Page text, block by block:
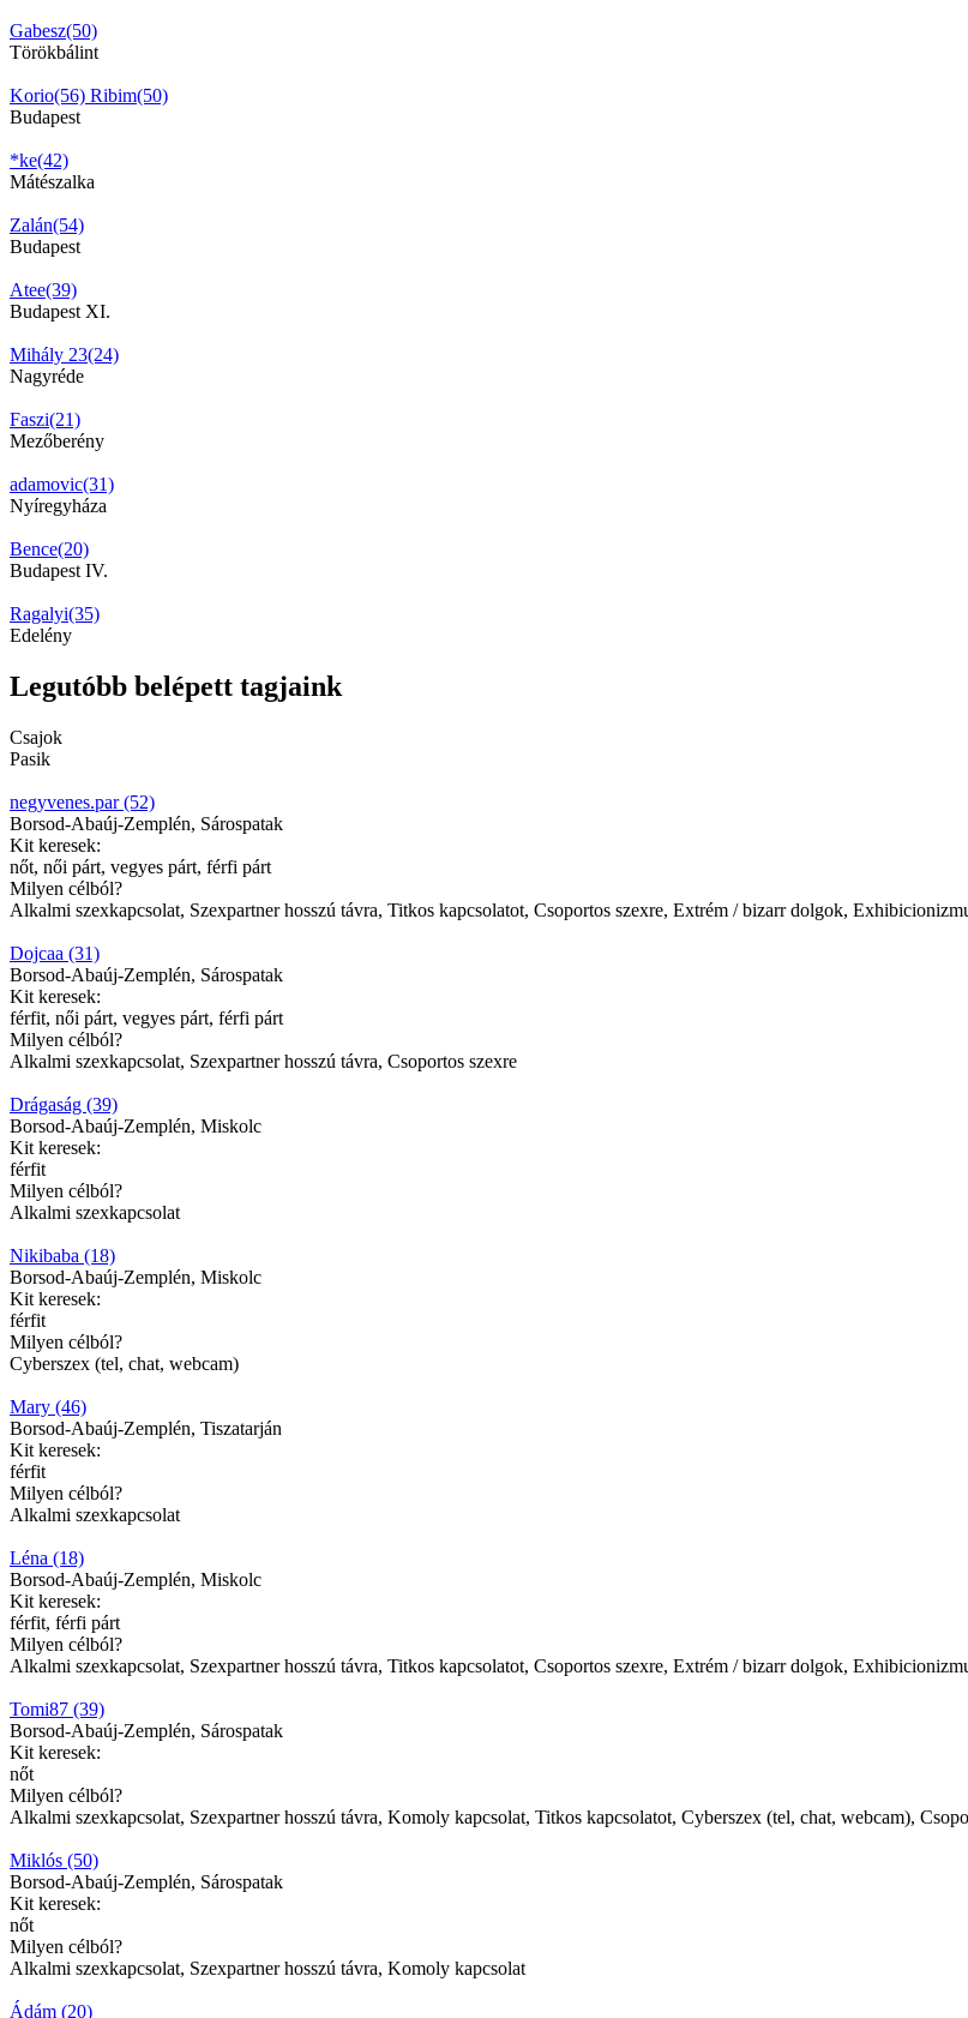
Gabesz(50)
Törökbálint
Korio(56) Ribim(50)
Budapest
*ke(42)
Mátészalka
Zalán(54)
Budapest
Atee(39)
Budapest XI.
Mihály 23(24)
Nagyréde
Faszi(21)
Mezőberény
adamovic(31)
Nyíregyháza
Bence(20)
Budapest IV.
Ragalyi(35)
Edelény
Legutóbb belépett tagjaink
Csajok
Pasik
negyvenes.par (52)
Borsod-Abaúj-Zemplén, Sárospatak
Kit keresek:
nőt, női párt, vegyes párt, férfi párt
Milyen célból?
Alkalmi szexkapcsolat, Szexpartner hosszú távra, Titkos kapcsolatot, Csoportos szexre, Extrém / bizarr dolgok,
Dojcaa (31)
Borsod-Abaúj-Zemplén, Sárospatak
Kit keresek:
férfit, női párt, vegyes párt, férfi párt
Milyen célból?
Alkalmi szexkapcsolat, Szexpartner hosszú távra, Csoportos szexre
Drágaság (39)
Borsod-Abaúj-Zemplén, Miskolc
Kit keresek:
férfit
Milyen célból?
Alkalmi szexkapcsolat
Nikibaba (18)
Borsod-Abaúj-Zemplén, Miskolc
Kit keresek:
férfit
Milyen célból?
Cyberszex (tel, chat, webcam)
Mary (46)
Borsod-Abaúj-Zemplén, Tiszatarján
Kit keresek:
férfit
Milyen célból?
Alkalmi szexkapcsolat
Léna (18)
Borsod-Abaúj-Zemplén, Miskolc
Kit keresek:
férfit, férfi párt
Milyen célból?
Alkalmi szexkapcsolat, Szexpartner hosszú távra, Titkos kapcsolatot, Csoportos szexre, Extrém / bizarr dolgok,
Tomi87 (39)
Borsod-Abaúj-Zemplén, Sárospatak
Kit keresek:
nőt
Milyen célból?
Alkalmi szexkapcsolat, Szexpartner hosszú távra, Komoly kapcsolat, Titkos kapcsolatot, Cyberszex (tel, chat, webcam),
Miklós (50)
Borsod-Abaúj-Zemplén, Sárospatak
Kit keresek:
nőt
Milyen célból?
Alkalmi szexkapcsolat, Szexpartner hosszú távra, Komoly kapcsolat
Ádám (20)